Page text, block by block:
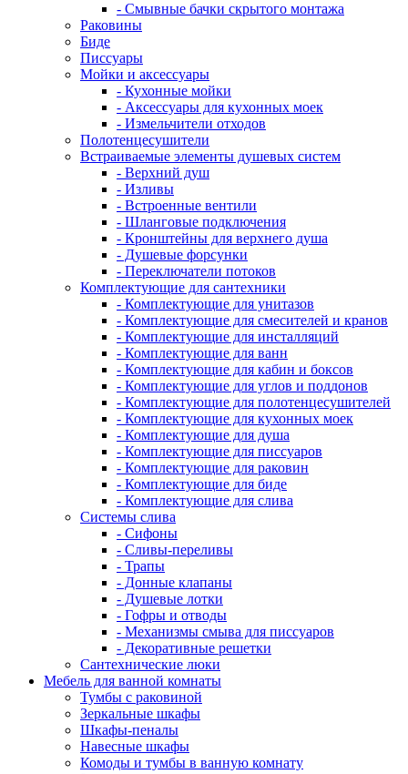
- Смывные бачки скрытого монтажа
Раковины
Биде
Писсуары
Мойки и аксессуары
- Кухонные мойки
- Аксессуары для кухонных моек
- Измельчители отходов
Полотенцесушители
Встраиваемые элементы душевых систем
- Верхний душ
- Изливы
- Встроенные вентили
- Шланговые подключения
- Кронштейны для верхнего душа
- Душевые форсунки
- Переключатели потоков
Комплектующие для сантехники
- Комплектующие для унитазов
- Комплектующие для смесителей и кранов
- Комплектующие для инсталляций
- Комплектующие для ванн
- Комплектующие для кабин и боксов
- Комплектующие для углов и поддонов
- Комплектующие для полотенцесушителей
- Комплектующие для кухонных моек
- Комплектующие для душа
- Комплектующие для писсуаров
- Комплектующие для раковин
- Комплектующие для биде
- Комплектующие для слива
Системы слива
- Сифоны
- Сливы-переливы
- Трапы
- Донные клапаны
- Душевые лотки
- Гофры и отводы
- Механизмы смыва для писсуаров
- Декоративные решетки
Сантехнические люки
Мебель для ванной комнаты
Тумбы с раковиной
Зеркальные шкафы
Шкафы-пеналы
Навесные шкафы
Комоды и тумбы в ванную комнату